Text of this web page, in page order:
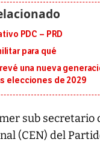
PDC – PRD
para qué
una nueva
elecciones de 2029
sub secretario
(CEN) del